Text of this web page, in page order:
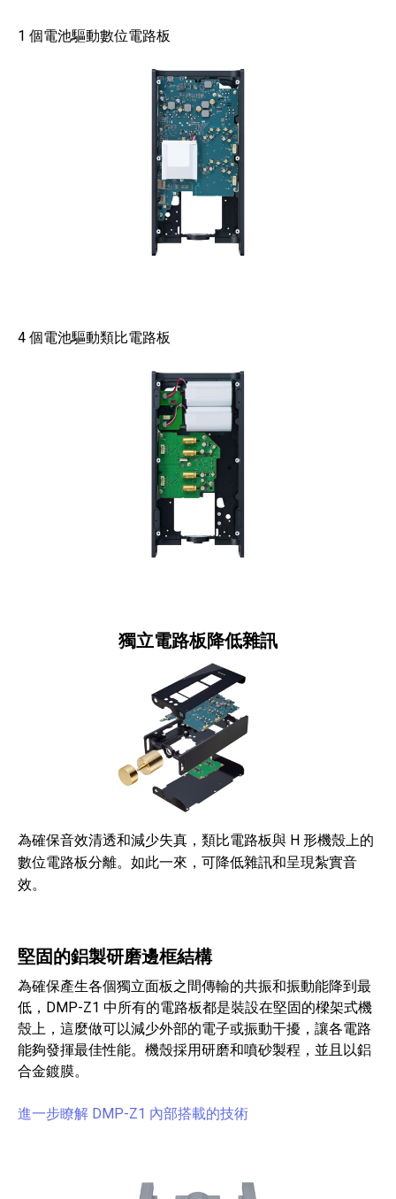
1 個電池驅動數位電路板
4 個電池驅動類比電路板
獨立電路板降低雜訊
為確保音效清透和減少失真，類比電路板與 H 形機殼上的
數位電路板分離。如此一來，可降低雜訊和呈現紮實音
效。
堅固的鋁製研磨邊框結構
為確保產生各個獨立面板之間傳輸的共振和振動能降到最
低，DMP-Z1 中所有的電路板都是裝設在堅固的樑架式機
殼上，這麼做可以減少外部的電子或振動干擾，讓各電路
能夠發揮最佳性能。機殼採用研磨和噴砂製程，並且以鋁
合金鍍膜。
進一步瞭解 DMP-Z1 內部搭載的技術